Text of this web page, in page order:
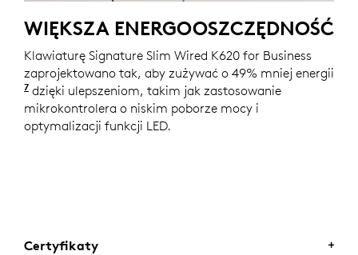
WIĘKSZA ENERGOOSZCZĘDNOŚĆ
Klawiaturę Signature Slim Wired K620 for Business
zaprojektowano tak, aby zużywać o 49% mniej energii
7 w porównaniu z klawiaturą Logitech K120.
dzięki ulepszeniom, takim jak zastosowanie
mikrokontrolera o niskim poborze mocy i
optymalizacji funkcji LED.
Certyfikaty